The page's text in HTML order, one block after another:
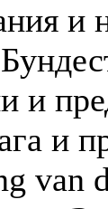
и
и
van